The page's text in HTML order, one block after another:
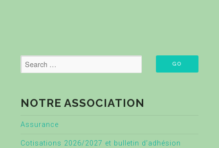
NOTRE ASSOCIATION
Assurance
Cotisations 2026/2027 et bulletin d’adhésion